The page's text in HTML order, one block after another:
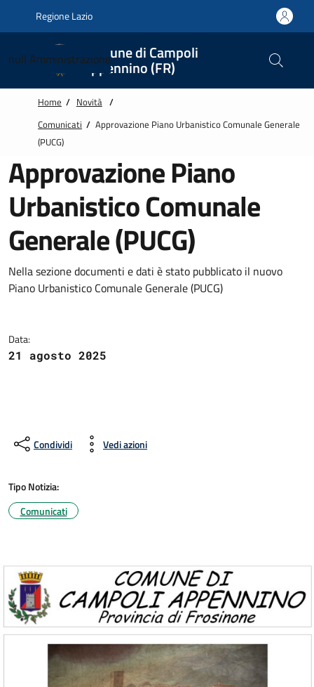
Regione Lazio
Comune di Campoli
Appennino (FR)
null Amministrazione
Home / Novità /
Comunicati / Approvazione Piano Urbanistico Comunale Generale
(PUCG)
Approvazione Piano
Urbanistico Comunale
Generale (PUCG)
Nella sezione documenti e dati è stato pubblicato il nuovo
Piano Urbanistico Comunale Generale (PUCG)
Data:
21 agosto 2025
Condividi Vedi azioni
Tipo Notizia:
Comunicati